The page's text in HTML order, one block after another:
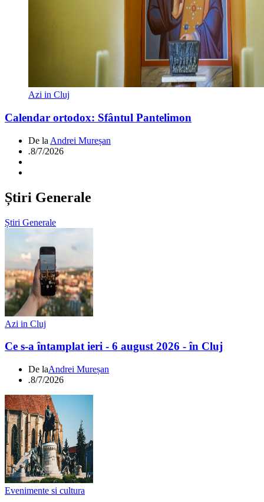
Azi in Cluj
Calendar ortodox: Sfântul Pantelimon
De la Andrei Mureșan
.8/7/2026
Știri Generale
Știri Generale
Azi in Cluj
Ce s-a întamplat ieri - 6 august 2026 - în Cluj
De laAndrei Mureșan
.8/7/2026
Evenimente si cultura